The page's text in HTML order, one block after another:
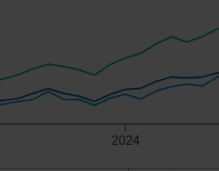
2024